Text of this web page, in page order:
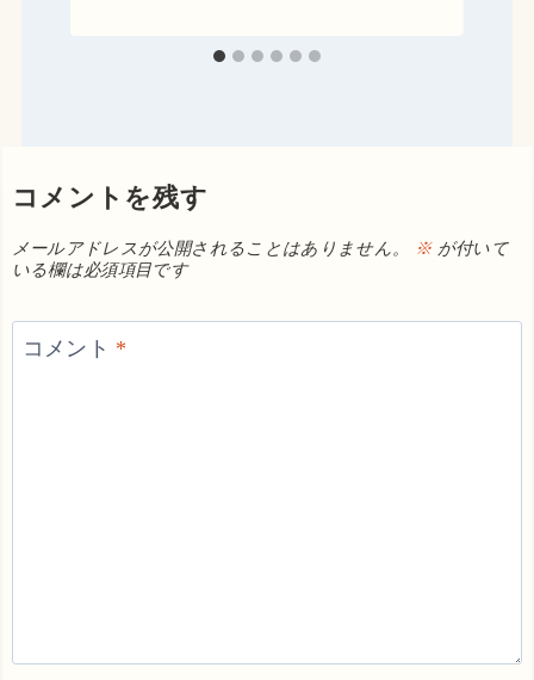
コメントを残す
メールアドレスが公開されることはありません。 ※が付いて
いる欄は必須項目です
コメント *